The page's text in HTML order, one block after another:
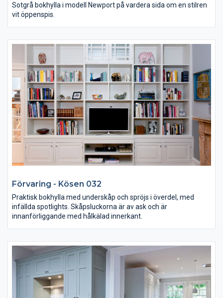
Sotgrå bokhylla i modell Newport på vardera sida om en stilren
vit öppenspis.
Förvaring - Kösen 032
Praktisk bokhylla med underskåp och spröjs i överdel, med
infällda spotlights. Skåpsluckorna är av ask och är
innanförliggande med hålkälad innerkant.